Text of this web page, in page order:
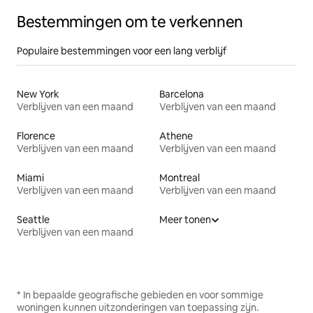
Bestemmingen om te verkennen
Populaire bestemmingen voor een lang verblijf
New York
Verblijven van een maand
Barcelona
Verblijven van een maand
Florence
Verblijven van een maand
Athene
Verblijven van een maand
Miami
Verblijven van een maand
Montreal
Verblijven van een maand
Seattle
Verblijven van een maand
Meer tonen
* In bepaalde geografische gebieden en voor sommige
woningen kunnen uitzonderingen van toepassing zijn.